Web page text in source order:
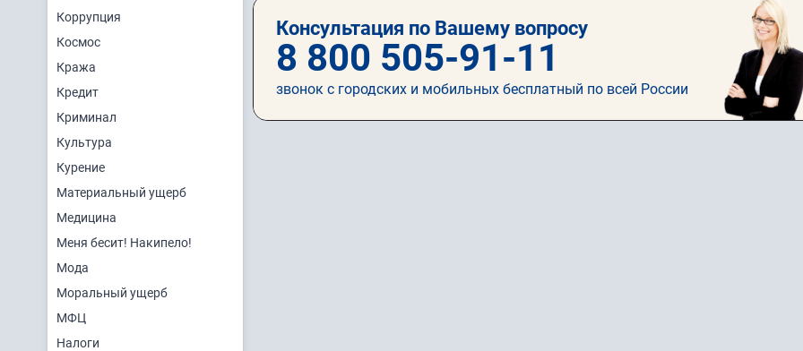
Коррупция
Космос
Кража
Кредит
Криминал
Культура
Курение
Материальный ущерб
Медицина
Меня бесит! Накипело!
Мода
Моральный ущерб
МФЦ
Налоги
Консультация по Вашему вопросу
8 800 505-91-11
звонок с городских и мобильных бесплатный по всей России